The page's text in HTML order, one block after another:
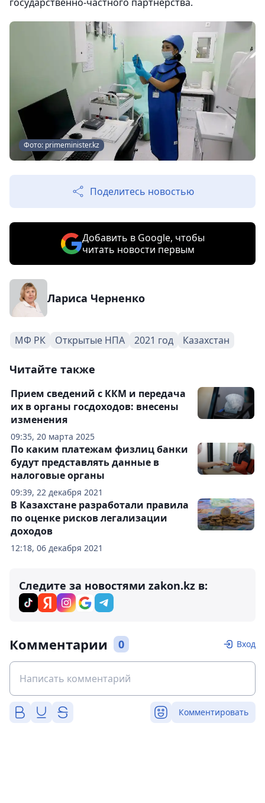
Фото: primeminister.kz
Поделитесь новостью
Добавить в Google, чтобы
читать новости первым
Лариса Черненко
МФ РК Открытые НПА 2021 год Казахстан
Читайте также
09:35, 20 марта 2025
Прием сведений с ККМ и передача
их в органы госдоходов: внесены
изменения
09:39, 22 декабря 2021
По каким платежам физлиц банки
будут представлять данные в
налоговые органы
12:18, 06 декабря 2021
В Казахстане разработали правила
по оценке рисков легализации
доходов
Следите за новостями zakon.kz в:
Комментарии 0 Вход
Комментировать